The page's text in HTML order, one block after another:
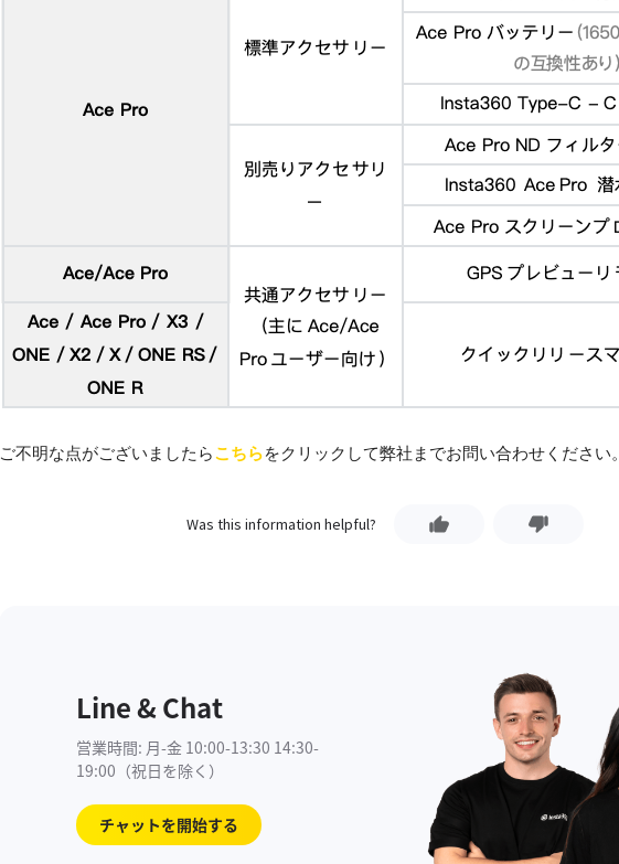
ご不明な点がございましたらこちらをクリックして弊社までお問い合わせください。
Was this information helpful?
Line & Chat
営業時間: 月-金 10:00-13:30 14:30-
19:00（祝日を除く）
チャットを開始する